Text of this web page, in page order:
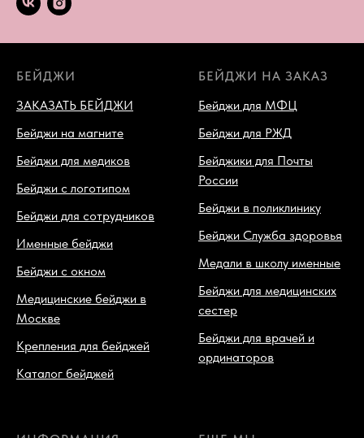
БЕЙДЖИ
ЗАКАЗАТЬ БЕЙДЖИ
Бейджи на магните
Бейджи для медиков
Бейджи с логотипом
Бейджи для сотрудников
Именные бейджи
Бейджи с окном
Медицинские бейджи в
Москве
Крепления для бейджей
Каталог бейджей
БЕЙДЖИ НА ЗАКАЗ
Бейджи для МФЦ
Бейджи для РЖД
Бейджики для Почты
России
Бейджи в поликлинику
Бейджи Служба здоровья
Медали в школу именные
Бейджи для медицинских
сестер
Бейджи для врачей и
ординаторов